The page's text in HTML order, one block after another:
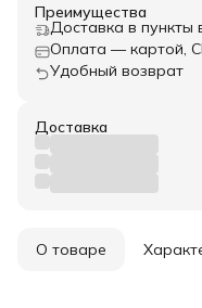
Преимущества
Доставка в пункты
Оплата — картой,
Удобный возврат
Доставка
О товаре